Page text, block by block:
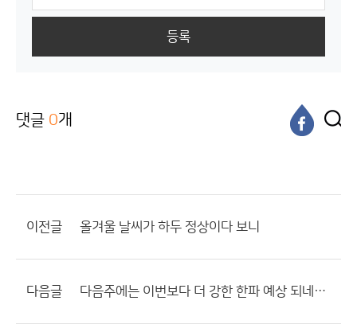
등록
댓글 0개
이전글 올겨울 날씨가 하두 정상이다 보니
다음글 다음주에는 이번보다 더 강한 한파 예상 되네요...?